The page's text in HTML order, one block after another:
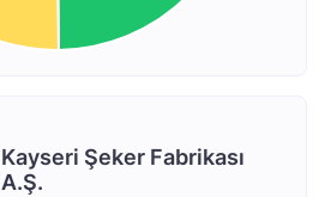
Kayseri Şeker Fabrikası
A.Ş.